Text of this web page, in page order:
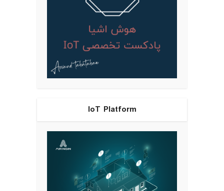
IoT Platform